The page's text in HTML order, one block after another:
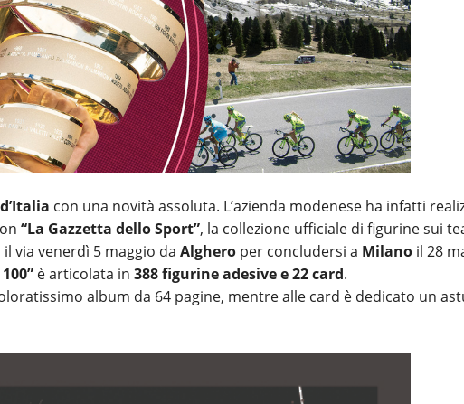
con una novità assoluta. L’azienda modenese ha infatti
“La Gazzetta dello Sport”, la collezione ufficiale di figurine sui
via venerdì 5 maggio da Alghero per concludersi a Milano il 28
è articolata in 388 figurine adesive e 22 card.
album da 64 pagine, mentre alle card è dedicato un